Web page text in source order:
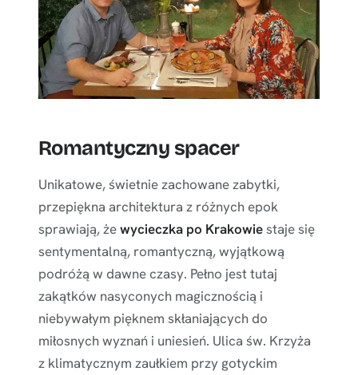
Romantyczny spacer
Unikatowe, świetnie zachowane zabytki,
przepiękna architektura z różnych epok
sprawiają, żewycieczka po Krakowiestaje się
sentymentalną, romantyczną, wyjątkową
podróżą w dawne czasy. Pełno jest tutaj
zakątków nasyconych magicznością i
niebywałym pięknem skłaniających do
miłosnych wyznań i uniesień. Ulica św. Krzyża
z klimatycznym zaułkiem przy gotyckim